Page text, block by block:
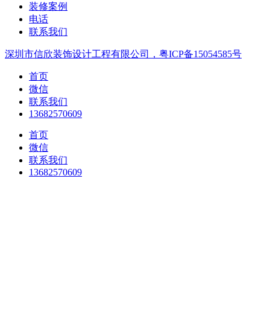
装修案例
电话
联系我们
深圳市信欣装饰设计工程有限公司，粤ICP备15054585号
首页
微信
联系我们
13682570609
首页
微信
联系我们
13682570609